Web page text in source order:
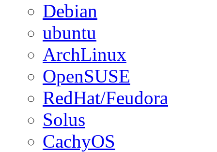
Debian
ubuntu
ArchLinux
OpenSUSE
RedHat/Feudora
Solus
CachyOS